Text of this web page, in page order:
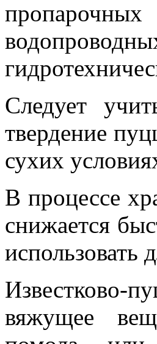
Следует
твердение
сухих
В процессе
снижается
использовать
Известково-
вяжущее